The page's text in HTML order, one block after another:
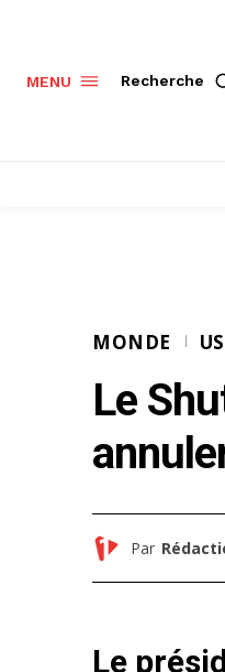
MENU Recherche
MONDE
Le
Par
Le